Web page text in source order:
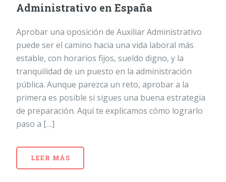
Administrativo en España
Aprobar una oposición de Auxiliar Administrativo
puede ser el camino hacia una vida laboral más
estable, con horarios fijos, sueldo digno, y la
tranquilidad de un puesto en la administración
pública. Aunque parezca un reto, aprobar a la
primera es posible si sigues una buena estrategia
de preparación. Aquí te explicamos cómo lograrlo
paso a […]
LEER MÁS